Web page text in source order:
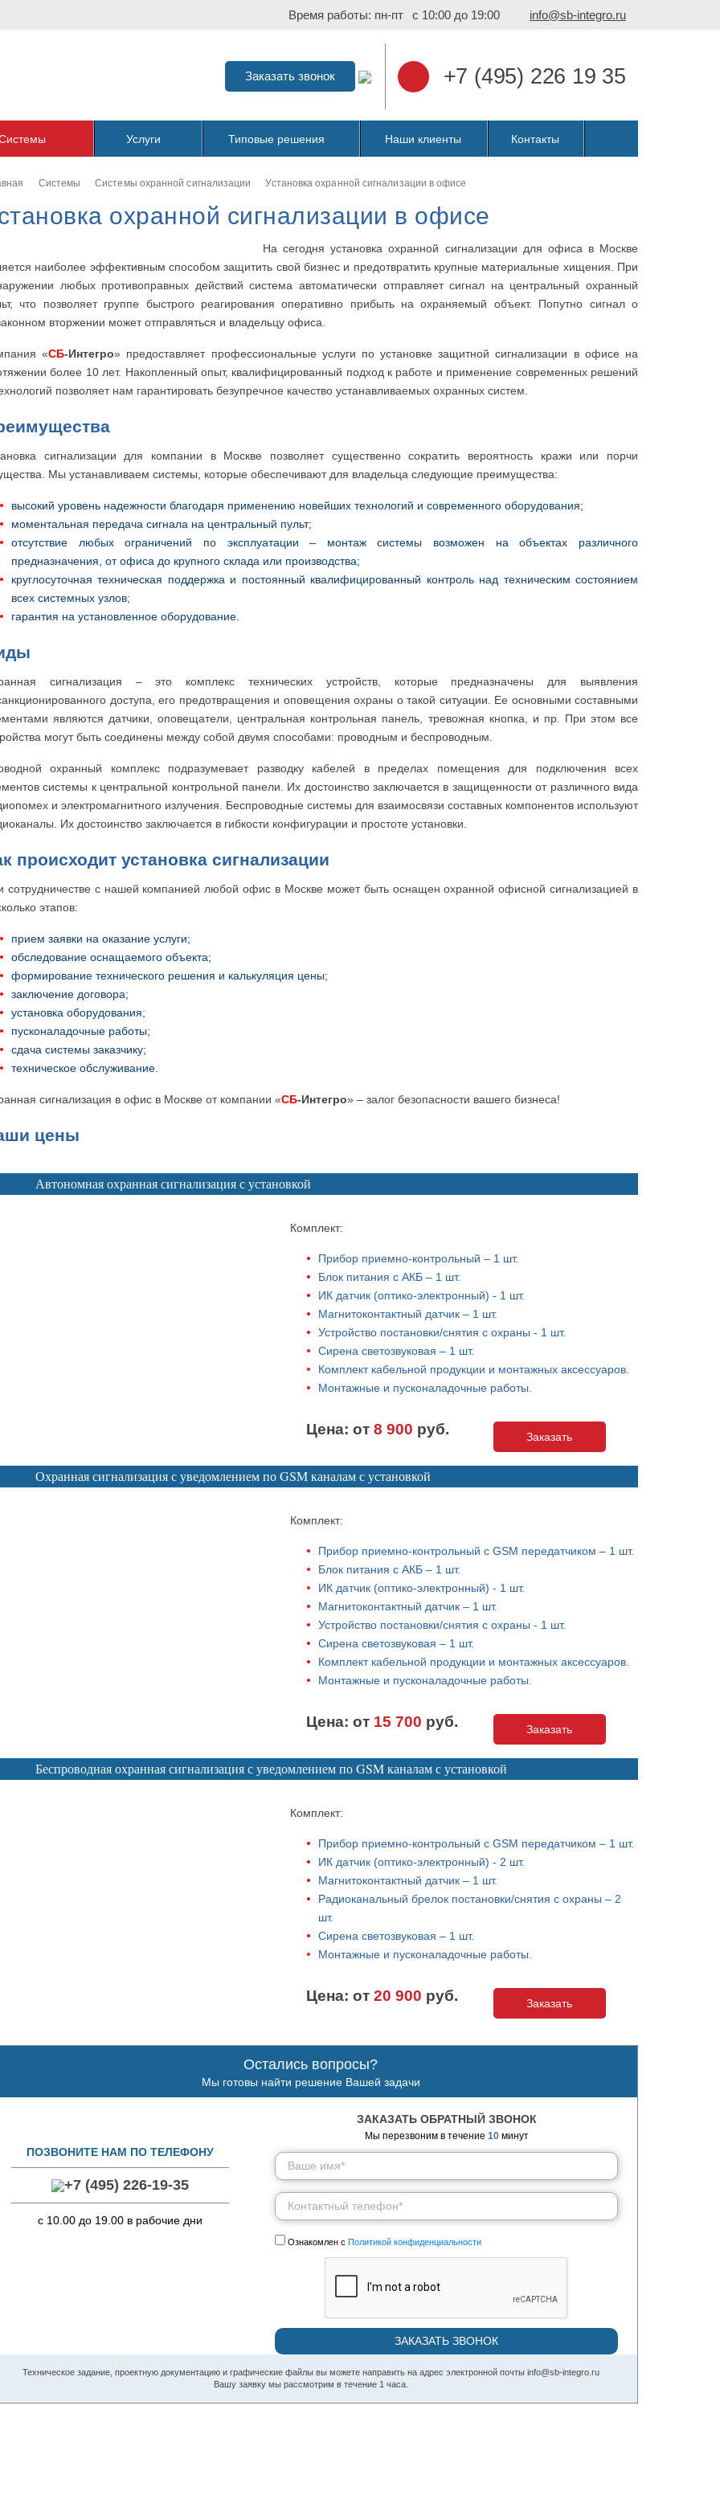
Время работы: пн-пт с 10:00 до 19:00 info@sb-integro.ru
Заказать звонок +7 (495) 226 19 35
Услуги Типовые решения Наши клиенты Контакты
Системы Системы охранной сигнализации Установка охранной сигнализации в офисе
охранной сигнализации в офисе
На сегодня установка охранной сигнализации для офиса в Москве
наиболее эффективным способом защитить свой бизнес и предотвратить крупные материальные хищения. При
любых противоправных действий система автоматически отправляет сигнал на центральный охранный
что позволяет группе быстрого реагирования оперативно прибыть на охраняемый объект. Попутно сигнал о
вторжении может отправляться и владельцу офиса.
«СБ-Интегро» предоставляет профессиональные услуги по установке защитной сигнализации в офисе на
более 10 лет. Накопленный опыт, квалифицированный подход к работе и применение современных решений
позволяет нам гарантировать безупречное качество устанавливаемых охранных систем.
сигнализации для компании в Москве позволяет существенно сократить вероятность кражи или порчи
Мы устанавливаем системы, которые обеспечивают для владельца следующие преимущества:
высокий уровень надежности благодаря применению новейших технологий и современного оборудования;
моментальная передача сигнала на центральный пульт;
отсутствие любых ограничений по эксплуатации – монтаж системы возможен на объектах различного
предназначения, от офиса до крупного склада или производства;
круглосуточная техническая поддержка и постоянный квалифицированный контроль над техническим состоянием
всех системных узлов;
гарантия на установленное оборудование.
сигнализация – это комплекс технических устройств, которые предназначены для выявления
доступа, его предотвращения и оповещения охраны о такой ситуации. Ее основными составными
являются датчики, оповещатели, центральная контрольная панель, тревожная кнопка, и пр. При этом все
могут быть соединены между собой двумя способами: проводным и беспроводным.
охранный комплекс подразумевает разводку кабелей в пределах помещения для подключения всех
системы к центральной контрольной панели. Их достоинство заключается в защищенности от различного вида
и электромагнитного излучения. Беспроводные системы для взаимосвязи составных компонентов используют
Их достоинство заключается в гибкости конфигурации и простоте установки.
происходит установка сигнализации
сотрудничестве с нашей компанией любой офис в Москве может быть оснащен охранной офисной сигнализацией в
этапов:
прием заявки на оказание услуги;
обследование оснащаемого объекта;
формирование технического решения и калькуляция цены;
заключение договора;
установка оборудования;
пусконаладочные работы;
сдача системы заказчику;
техническое обслуживание.
сигнализация в офис в Москве от компании «СБ-Интегро» – залог безопасности вашего бизнеса!
цены
Автономная охранная сигнализация с установкой
Комплект:
Прибор приемно-контрольный – 1 шт.
Блок питания с АКБ – 1 шт.
ИК датчик (оптико-электронный) - 1 шт.
Магнитоконтактный датчик – 1 шт.
Устройство постановки/снятия с охраны - 1 шт.
Сирена светозвуковая – 1 шт.
Комплект кабельной продукции и монтажных аксессуаров.
Монтажные и пусконаладочные работы.
Цена: от8 900 руб. Заказать
Охранная сигнализация с уведомлением по GSM каналам с установкой
Комплект:
Прибор приемно-контрольный с GSM передатчиком – 1 шт.
Блок питания с АКБ – 1 шт.
ИК датчик (оптико-электронный) - 1 шт.
Магнитоконтактный датчик – 1 шт.
Устройство постановки/снятия с охраны - 1 шт.
Сирена светозвуковая – 1 шт.
Комплект кабельной продукции и монтажных аксессуаров.
Монтажные и пусконаладочные работы.
Цена: от 15 700 руб. Заказать
Беспроводная охранная сигнализация с уведомлением по GSM каналам с установкой
Комплект:
Прибор приемно-контрольный с GSM передатчиком – 1 шт.
ИК датчик (оптико-электронный) - 2 шт.
Магнитоконтактный датчик – 1 шт.
Радиоканальный брелок постановки/снятия с охраны – 2
шт.
Сирена светозвуковая – 1 шт.
Монтажные и пусконаладочные работы.
Цена: от20 900 руб. Заказать
Остались вопросы?
Мы готовы найти решение Вашей задачи
ПОЗВОНИТЕ НАМ ПО ТЕЛЕФОНУ
+7 (495) 226-19-35
с 10.00 до 19.00 в рабочие дни
ЗАКАЗАТЬ ОБРАТНЫЙ ЗВОНОК
Мы перезвоним в течение 10минут
Ознакомлен с Политикой конфиденциальности
Техническое задание, проектную документацию и графические файлы вы можете направить на адрес электронной почты info@sb-integro.ru
Вашу заявку мы рассмотрим в течение 1 часа.